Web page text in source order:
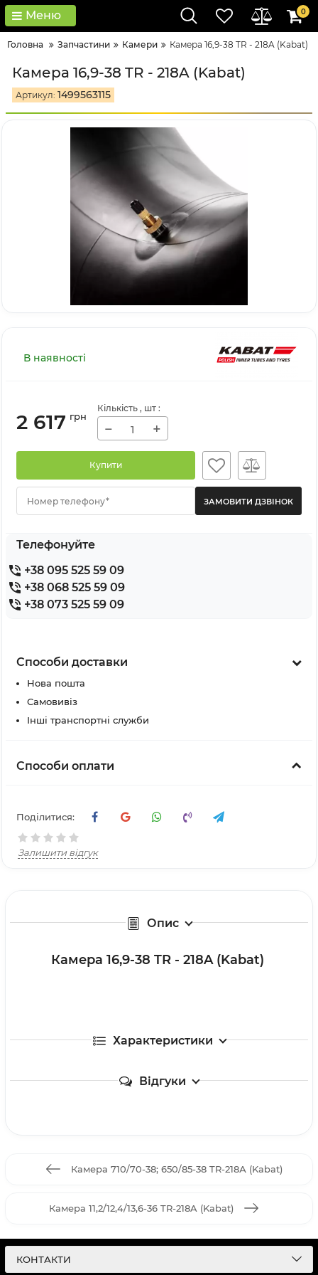
Меню 0
Головна Запчастини Камери Камера 16,9-38 TR - 218A (Kabat)
Камера 16,9-38 TR - 218A (Kabat)
Артикул: 1499563115
В наявності
2 617 грн
Кількість , шт :
− +
Купити
Номер телефону*
Телефонуйте
+38 095 525 59 09
+38 068 525 59 09
+38 073 525 59 09
Способи доставки
Нова пошта
Самовивіз
Інші транспортні служби
Способи оплати
Поділитися:
Залишити відгук
Опис
Камера 16,9-38 TR - 218A (Kabat)
Характеристики
Відгуки
Камера 710/70-38; 650/85-38 TR-218А (Kabat)
Камера 11,2/12,4/13,6-36 TR-218A (Kabat)
КОНТАКТИ